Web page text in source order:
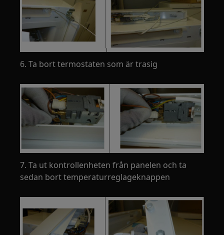
6. Ta bort termostaten som är trasig
7. Ta ut kontrollenheten från panelen och ta
sedan bort temperaturreglageknappen